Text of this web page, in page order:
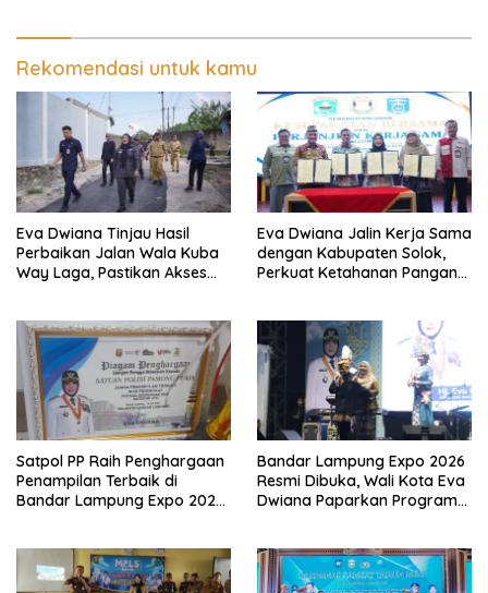
Rekomendasi untuk kamu
Eva Dwiana Tinjau Hasil
Perbaikan Jalan Wala Kuba
Way Laga, Pastikan Akses
Eva Dwiana Jalin Kerja Sama
dengan Kabupaten Solok,
Perkuat Ketahanan Pangan
Satpol PP Raih Penghargaan
Penampilan Terbaik di
Bandar Lampung Expo 2026,
Masyarakat
Bandar Lampung Expo 2026
Resmi Dibuka, Wali Kota Eva
Dwiana Paparkan Program
Lampung